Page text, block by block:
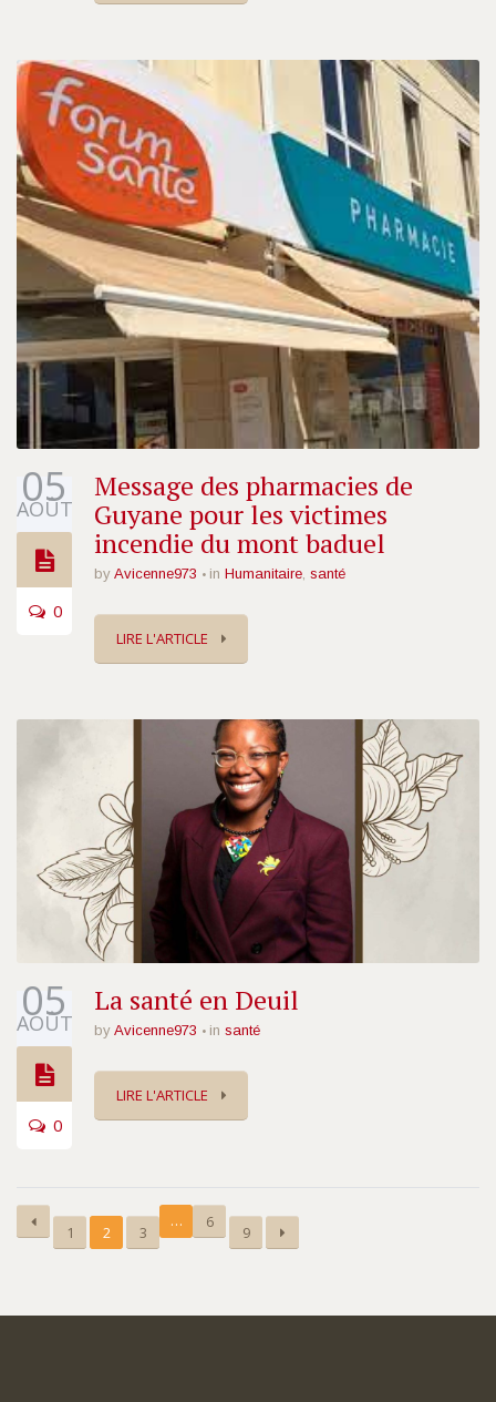
05
AOÛT
0
Message des pharmacies de
Guyane pour les victimes
incendie du mont baduel
by Avicenne973 in Humanitaire, santé
LIRE L'ARTICLE
05
AOÛT
0
La santé en Deuil
by Avicenne973 in santé
LIRE L'ARTICLE
1 2 3
… 6
9